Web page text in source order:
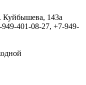
Куйбышева, 143а
401-08-27, +7-949-